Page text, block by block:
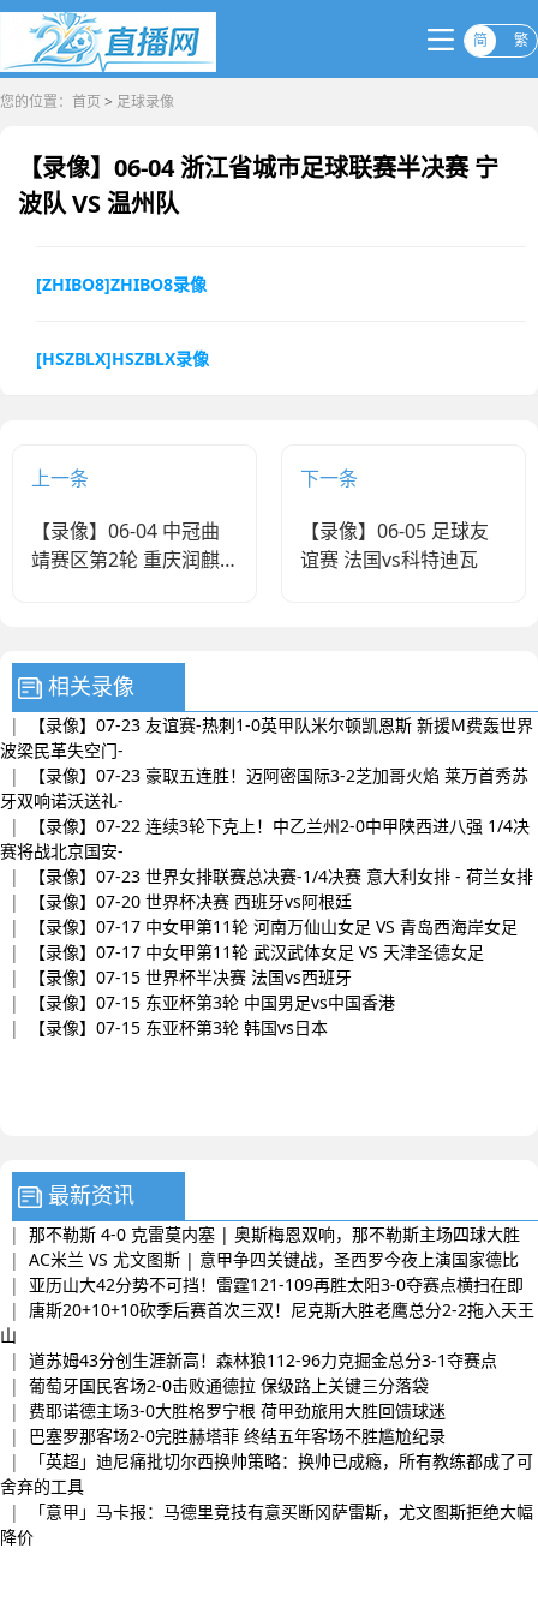
简 繁
您的位置： 首页 > 足球录像
【录像】06-04 浙江省城市足球联赛半决赛 宁
波队 VS 温州队
[ZHIBO8]ZHIBO8录像
[HSZBLX]HSZBLX录像
上一条
【录像】06-04 中冠曲
靖赛区第2轮 重庆润麒
下一条
【录像】06-05 足球友
谊赛 法国vs科特迪瓦
相关录像
|
【录像】07-23 友谊赛-热刺1-0英甲队米尔顿凯恩斯 新援M费轰世界
波梁民革失空门-
|
【录像】07-23 豪取五连胜！迈阿密国际3-2芝加哥火焰 莱万首秀苏
牙双响诺沃送礼-
|
【录像】07-22 连续3轮下克上！中乙兰州2-0中甲陕西进八强 1/4决
赛将战北京国安-
|
【录像】07-23 世界女排联赛总决赛-1/4决赛 意大利女排 - 荷兰女排
|
【录像】07-20 世界杯决赛 西班牙vs阿根廷
|
【录像】07-17 中女甲第11轮 河南万仙山女足 VS 青岛西海岸女足
|
【录像】07-17 中女甲第11轮 武汉武体女足 VS 天津圣德女足
|
【录像】07-15 世界杯半决赛 法国vs西班牙
|
【录像】07-15 东亚杯第3轮 中国男足vs中国香港
|
【录像】07-15 东亚杯第3轮 韩国vs日本
最新资讯
| 那不勒斯 4-0 克雷莫内塞 | 奥斯梅恩双响，那不勒斯主场四球大胜
| AC米兰 VS 尤文图斯 | 意甲争四关键战，圣西罗今夜上演国家德比
| 亚历山大42分势不可挡！雷霆121-109再胜太阳3-0夺赛点横扫在即
| 唐斯20+10+10砍季后赛首次三双！尼克斯大胜老鹰总分2-2拖入天王
山
| 道苏姆43分创生涯新高！森林狼112-96力克掘金总分3-1夺赛点
| 葡萄牙国民客场2-0击败通德拉 保级路上关键三分落袋
| 费耶诺德主场3-0大胜格罗宁根 荷甲劲旅用大胜回馈球迷
| 巴塞罗那客场2-0完胜赫塔菲 终结五年客场不胜尴尬纪录
|
「英超」迪尼痛批切尔西换帅策略：换帅已成瘾，所有教练都成了可
舍弃的工具
|
「意甲」马卡报：马德里竞技有意买断冈萨雷斯，尤文图斯拒绝大幅
降价